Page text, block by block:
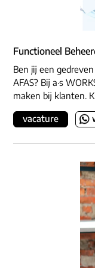
Functioneel
Ben jij een
AFAS? Bij a·s
maken bij klanten.
vacature